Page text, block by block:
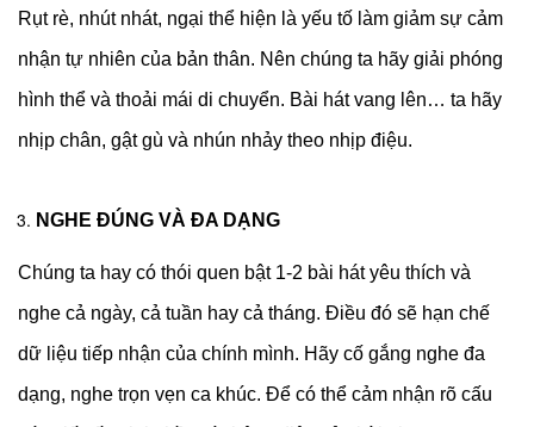
Rụt rè, nhút nhát, ngại thể hiện là yếu tố làm giảm sự cảm
nhận tự nhiên của bản thân. Nên chúng ta hãy giải phóng
hình thể và thoải mái di chuyển. Bài hát vang lên… ta hãy
nhịp chân, gật gù và nhún nhảy theo nhịp điệu.
NGHE ĐÚNG VÀ ĐA DẠNG
Chúng ta hay có thói quen bật 1-2 bài hát yêu thích và
nghe cả ngày, cả tuần hay cả tháng. Điều đó sẽ hạn chế
dữ liệu tiếp nhận của chính mình. Hãy cố gắng nghe đa
dạng, nghe trọn vẹn ca khúc. Để có thể cảm nhận rõ cấu